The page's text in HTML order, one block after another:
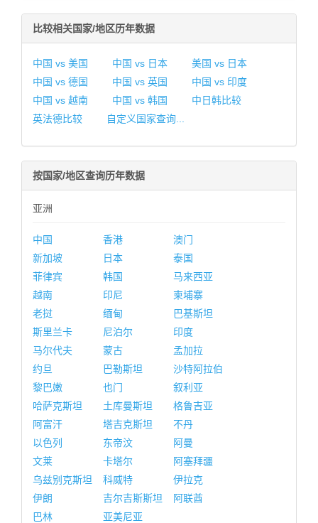
比较相关国家/地区历年数据
中国 vs 美国 中国 vs 日本
美国 vs 日本
中国 vs 德国
中国 vs 英国
中国 vs 印度
中国 vs 越南
中国 vs 韩国
中日韩比较
英法德比较
自定义国家查询...
按国家/地区查询历年数据
亚洲
中国 香港
澳门
新加坡
日本
泰国
菲律宾
韩国
马来西亚
越南
印尼
柬埔寨
老挝
缅甸
巴基斯坦
斯里兰卡
尼泊尔
印度
马尔代夫
蒙古
孟加拉
约旦
巴勒斯坦
沙特阿拉伯
黎巴嫩
也门
叙利亚
哈萨克斯坦
土库曼斯坦
格鲁吉亚
阿富汗
塔吉克斯坦
不丹
以色列
东帝汶
阿曼
文莱
卡塔尔
阿塞拜疆
乌兹别克斯坦
科威特
伊拉克
伊朗
吉尔吉斯斯坦
阿联酋
巴林
亚美尼亚